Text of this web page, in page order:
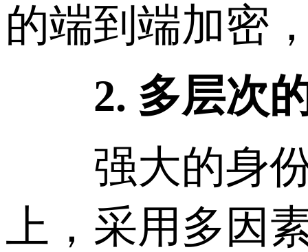
的端到端加密
2. 多层次
强大的身份
上，采用多因